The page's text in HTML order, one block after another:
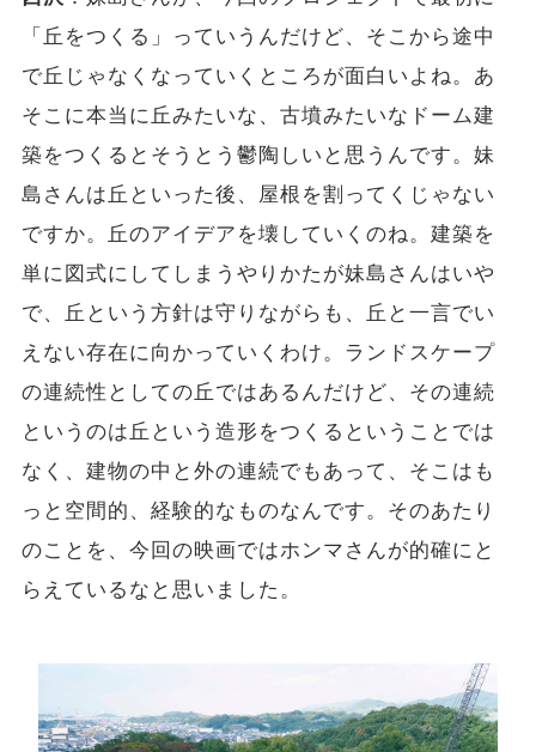
「丘をつくる」っていうんだけど、そこから途中
で丘じゃなくなっていくところが面白いよね。あ
そこに本当に丘みたいな、古墳みたいなドーム建
築をつくるとそうとう鬱陶しいと思うんです。妹
島さんは丘といった後、屋根を割ってくじゃない
ですか。丘のアイデアを壊していくのね。建築を
単に図式にしてしまうやりかたが妹島さんはいや
で、丘という方針は守りながらも、丘と一言でい
えない存在に向かっていくわけ。ランドスケープ
の連続性としての丘ではあるんだけど、その連続
というのは丘という造形をつくるということでは
なく、建物の中と外の連続でもあって、そこはも
っと空間的、経験的なものなんです。そのあたり
のことを、今回の映画ではホンマさんが的確にと
らえているなと思いました。